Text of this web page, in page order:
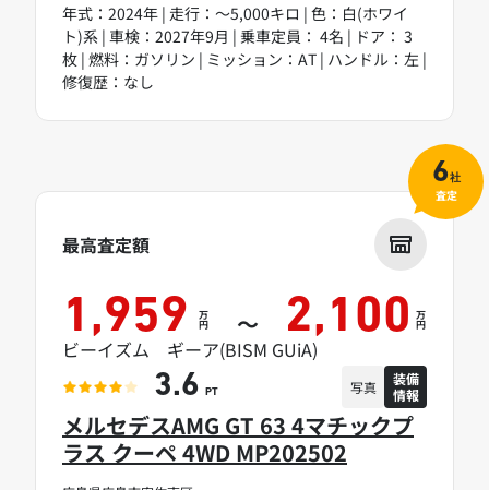
年式：2024年 | 走行：～5,000キロ | 色：白(ホワイ
ト)系 | 車検：2027年9月 | 乗車定員： 4名 | ドア： 3
枚 | 燃料：ガソリン | ミッション：AT | ハンドル：左 |
修復歴：なし
メルセデスAMG GT 63 4マチックプ
ラス クーペ 4WD MP202502
最高査定額
1,959 万
円 ～ 2,100 万
円
ビーイズム ギーア(BISM GUiA)
3.6 PT 写真
装備
情報
6社
査定